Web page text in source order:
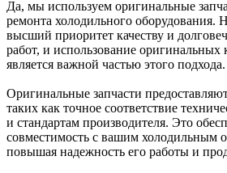
Да, мы используем оригинальные
ремонта холодильного оборудования.
высший приоритет качеству и
работ, и использование
является важной частью этого подхода.
Оригинальные запчасти
таких как точное соответствие
и стандартам производителя. Это
совместимость с вашим холодильным
повышая надежность его работы и